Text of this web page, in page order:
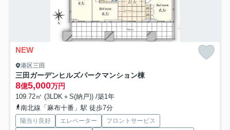
NEW
港区三田
三田ガーデンヒルズパークマンション棟
8億5,000万円
109.72㎡ (3LDK＋S(納戸)) /築1年
南北線「麻布十番」駅 徒歩7分
陽当り良好 エレベーター
フロントサービス